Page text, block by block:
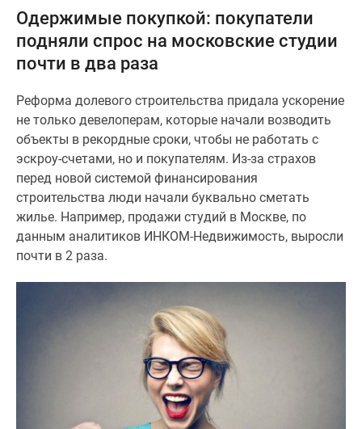
новостройки
Новостройки
карте
предложения
Коммерческие
помещения
Продавцы
застройщики
Панорамы
новостроек
Видеообзор
новостроек
Одержимые покупкой: покупатели
подняли спрос на московские студии
почти в два раза
Реформа долевого строительства придала ускорение
не только девелоперам, которые начали возводить
объекты в рекордные сроки, чтобы не работать с
эскроу-счетами, но и покупателям. Из-за страхов
перед новой системой финансирования
строительства люди начали буквально сметать
жилье. Например, продажи студий в Москве, по
данным аналитиков ИНКОМ-Недвижимость, выросли
почти в 2 раза.